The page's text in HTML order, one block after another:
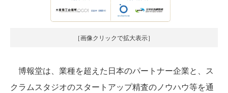
［画像クリックで拡大表示］
博報堂は、業種を超えた日本のパートナー企業と、ス
クラムスタジオのスタートアップ精査のノウハウ等を通